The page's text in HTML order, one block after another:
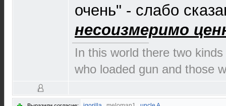
очень" - слабо
несоизмеримо
In this world there two
who loaded gun and those